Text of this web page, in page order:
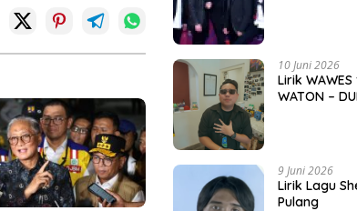
10 Juni 2026
Lirik
WATON –
9 Juni 2026
Lirik Lagu
Pulang